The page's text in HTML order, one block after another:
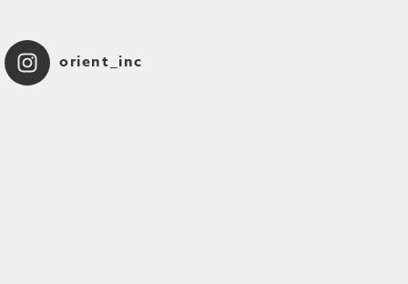
orient_inc